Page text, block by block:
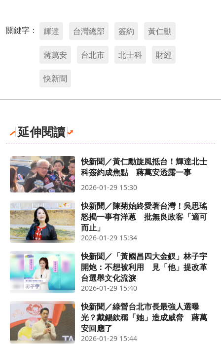
關鍵字： 輝達 台灣總部 簽約 黃仁勳
蔣萬安 台北市 北士科 財經
快新聞
延伸閱讀
快新聞／黃仁勳旋風抵台！輝達北士
科簽約成焦點 蔣萬安透露一事
2026-01-29 15:30
快新聞／陳菊始終愛著台灣！吳思瑤
怒揭一事有洋蔥 批無良政客「適可
而止」
2026-01-29 15:34
快新聞／「黃國昌四大金釵」林子宇
開炮：不想被利用 見「他」提改革
台選舉文化流淚
2026-01-29 15:40
快新聞／綠營台北市長最強人選曝
光？戴錫欽稱「她」造成威脅 蔣萬
安回應了
2026-01-29 15:44